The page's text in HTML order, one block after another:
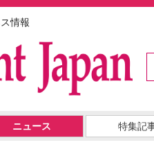
情報
ニュース 特集記